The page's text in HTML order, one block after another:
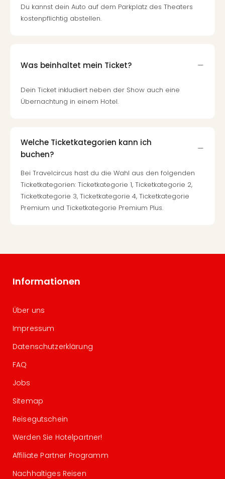
Du kannst dein Auto auf dem Parkplatz des Theaters
kostenpflichtig abstellen.
Was beinhaltet mein Ticket?
Dein Ticket inkludiert neben der Show auch eine
Übernachtung in einem Hotel.
Welche Ticketkategorien kann ich
buchen?
Bei Travelcircus hast du die Wahl aus den folgenden
Ticketkategorien: Ticketkategorie 1, Ticketkategorie 2,
Ticketkategorie 3, Ticketkategorie 4, Ticketkategorie
Premium und Ticketkategorie Premium Plus.
Informationen
Über uns
Impressum
Datenschutzerklärung
FAQ
Jobs
Sitemap
Reisegutschein
Werden Sie Hotelpartner!
Affiliate Partner Programm
Nachhaltiges Reisen